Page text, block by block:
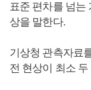
표준 편차를 넘는
상을 말한다.
기상청 관측자료
전 현상이 최소